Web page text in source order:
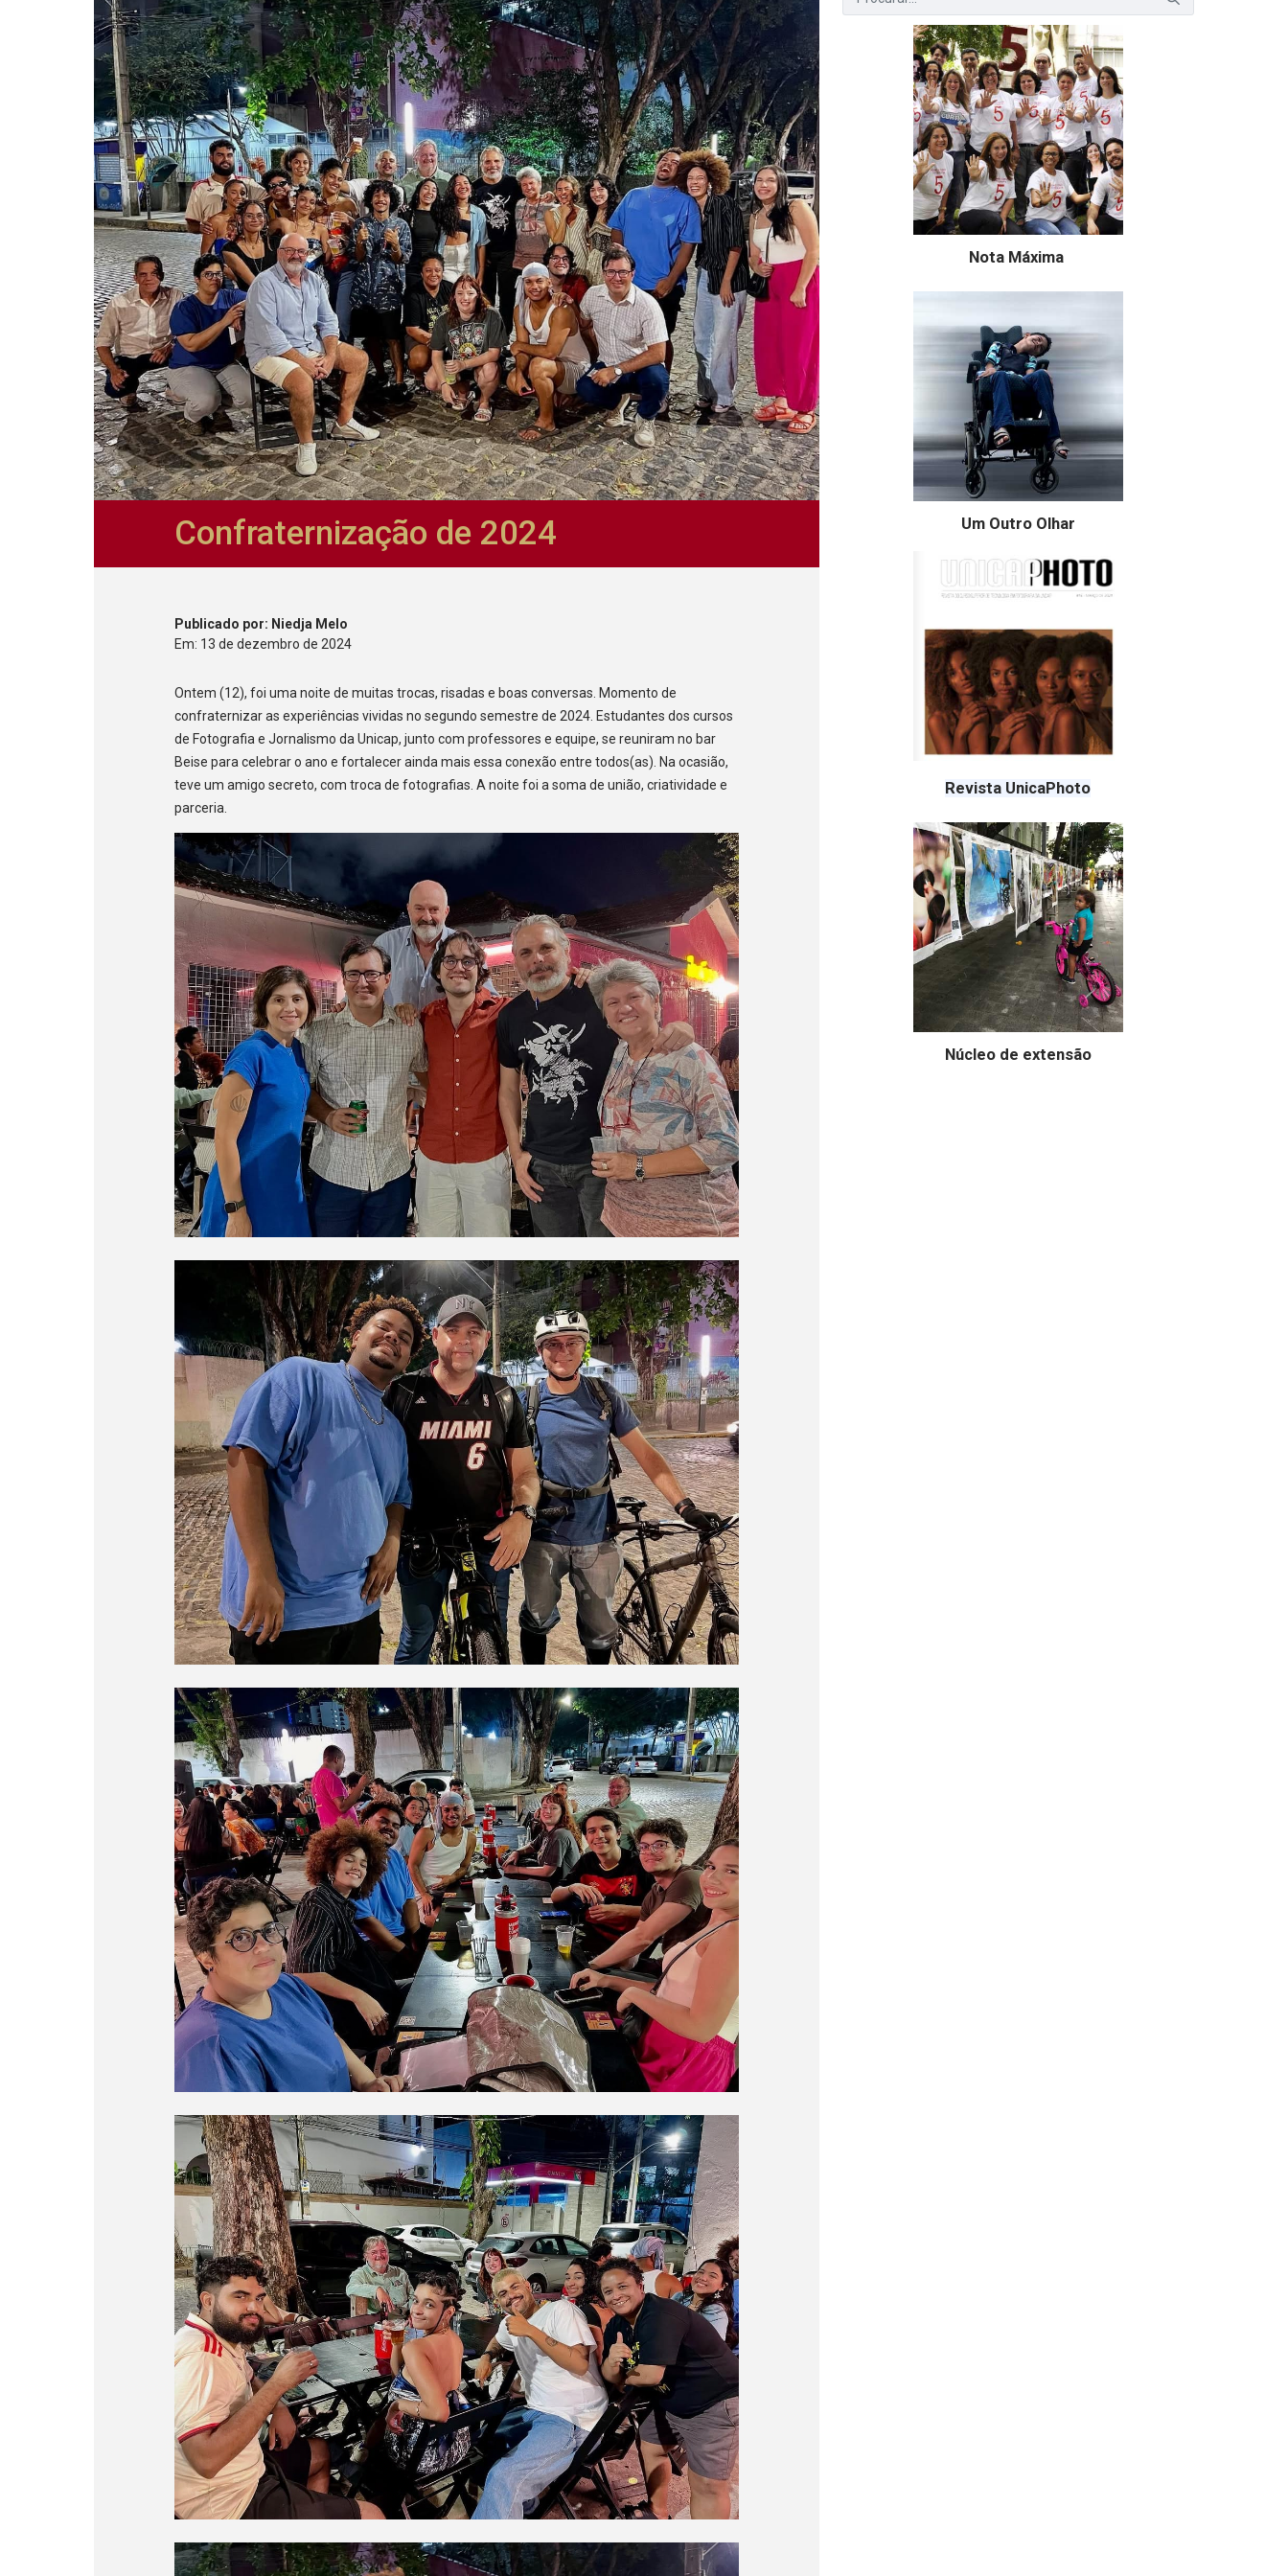
Confraternização de 2024
Publicado por: Niedja Melo
Em: 13 de dezembro de 2024
Ontem (12), foi uma noite de muitas trocas, risadas e boas conversas. Momento de
confraternizar as experiências vividas no segundo semestre de 2024. Estudantes dos cursos
de Fotografia e Jornalismo da Unicap, junto com professores e equipe, se reuniram no bar
Beise para celebrar o ano e fortalecer ainda mais essa conexão entre todos(as). Na ocasião,
teve um amigo secreto, com troca de fotografias. A noite foi a soma de união, criatividade e
parceria.
Nota Máxima
Um Outro Olhar
Revista UnicaPhoto
Núcleo de extensão